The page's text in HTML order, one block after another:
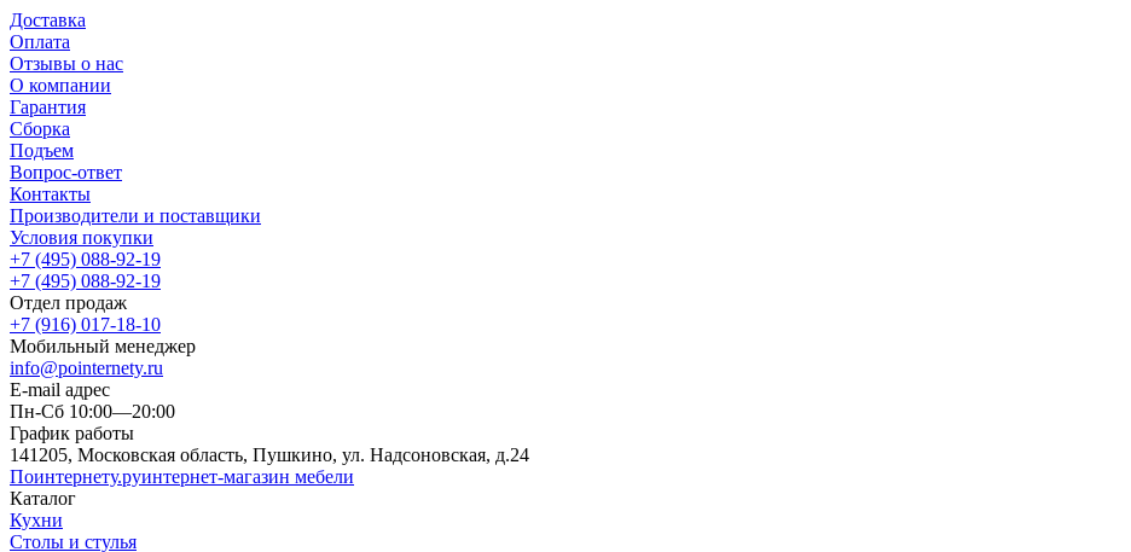
Доставка
Оплата
Отзывы о нас
О компании
Гарантия
Сборка
Подъем
Вопрос-ответ
Контакты
Производители и поставщики
Условия покупки
+7 (495) 088-92-19
+7 (495) 088-92-19
Отдел продаж
+7 (916) 017-18-10
Мобильный менеджер
info@pointernety.ru
E-mail адрес
Пн-Сб 10:00—20:00
График работы
141205, Московская область, Пушкино, ул. Надсоновская, д.24
Поинтернету.руинтернет-магазин мебели
Каталог
Кухни
Столы и стулья